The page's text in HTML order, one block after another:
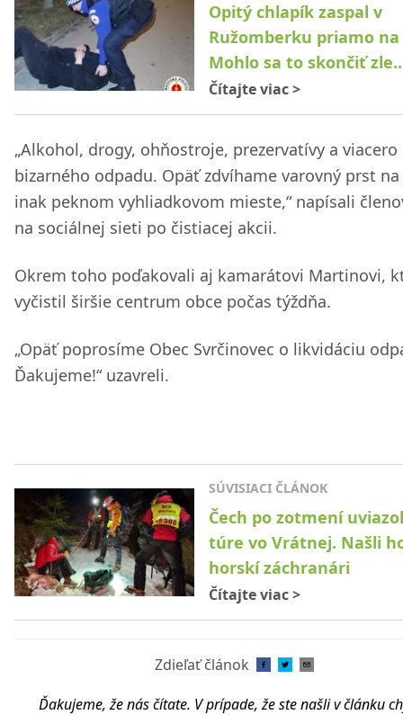
Opitý chlapík zaspal v
Ružomberku priamo na
Mohlo sa to skončiť
Čítajte viac>
„Alkohol, drogy, ohňostroje, prezervatívy a viacero
bizarného odpadu. Opäť zdvíhame varovný prst
inak peknom vyhliadkovom mieste,“ napísali
na sociálnej sieti po čistiacej akcii.
Okrem toho poďakovali aj kamarátovi Martinovi,
vyčistil širšie centrum obce počas týždňa.
„Opäť poprosíme Obec Svrčinovec o likvidáciu
Ďakujeme!“ uzavreli.
SÚVISIACI ČLÁNOK
Čech po zotmení
túre vo Vrátnej. Našli
horskí záchranári
Čítajte viac>
Zdieľať článok
Ďakujeme, že nás čítate. V prípade, že ste našli v článku